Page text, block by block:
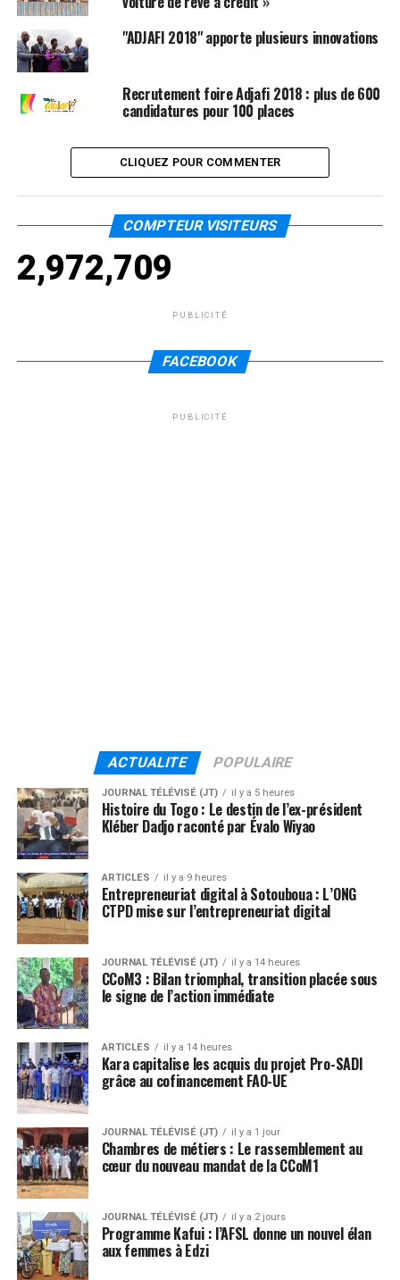
"ADJAFI 2018" apporte plusieurs innovations
Recrutement foire Adjafi 2018 : plus de 600
candidatures pour 100 places
CLIQUEZ POUR COMMENTER
COMPTEUR VISITEURS
2,972,709
PUBLICITÉ
FACEBOOK
PUBLICITÉ
ACTUALITE POPULAIRE
JOURNAL TÉLÉVISÉ (JT) il y a 5 heures
Histoire du Togo : Le destin de l’ex-président
Kléber Dadjo raconté par Évalo Wiyao
ARTICLES il y a 9 heures
Entrepreneuriat digital à Sotouboua : L’ONG
CTPD mise sur l’entrepreneuriat digital
JOURNAL TÉLÉVISÉ (JT) il y a 14 heures
CCoM3 : Bilan triomphal, transition placée sous
le signe de l’action immédiate
ARTICLES il y a 14 heures
Kara capitalise les acquis du projet Pro-SADI
grâce au cofinancement FAO-UE
JOURNAL TÉLÉVISÉ (JT) il y a 1 jour
Chambres de métiers : Le rassemblement au
cœur du nouveau mandat de la CCoM1
JOURNAL TÉLÉVISÉ (JT) il y a 2 jours
Programme Kafui : l’AFSL donne un nouvel élan
aux femmes à Edzi